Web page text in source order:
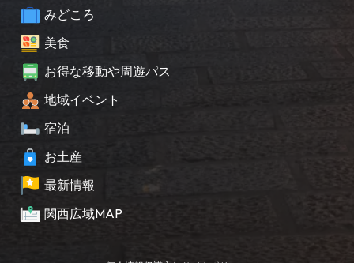
みどころ
美食
お得な移動や周遊パス
地域イベント
宿泊
お土産
最新情報
関西広域MAP